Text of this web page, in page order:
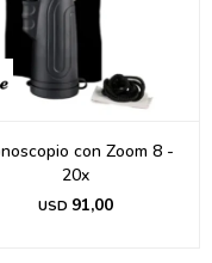
con Zoom 8 -
20x
USD 91,00